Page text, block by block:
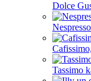
Dolce
Tassimo